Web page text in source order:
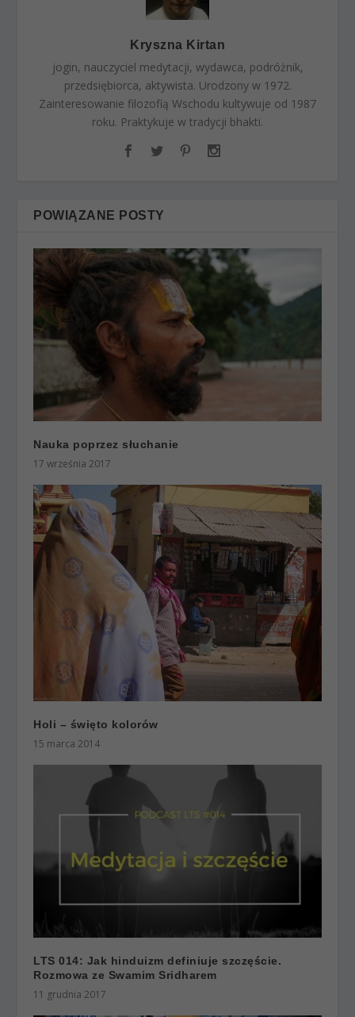
Kryszna Kirtan
jogin, nauczyciel medytacji, wydawca, podróżnik,
przedsiębiorca, aktywista. Urodzony w 1972.
Zainteresowanie filozofią Wschodu kultywuje od 1987
roku. Praktykuje w tradycji bhakti.
POWIĄZANE POSTY
Nauka poprzez słuchanie
17 września 2017
Holi – święto kolorów
15 marca 2014
LTS 014: Jak hinduizm definiuje szczęście.
Rozmowa ze Swamim Sridharem
11 grudnia 2017